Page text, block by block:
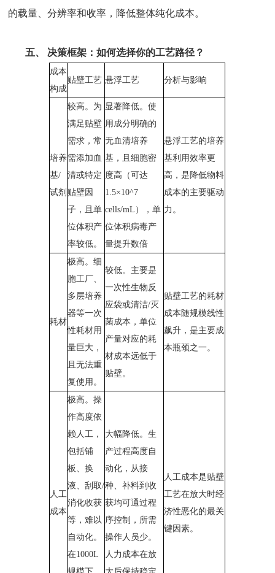
的载量、分辨率和收率，降低整体纯化成本。
五、 决策框架：如何选择你的工艺路径？
成本
构成
贴壁工艺 悬浮工艺 分析与影响
培养
基/
试剂
较高。为
满足贴壁
需求，常
需添加血
清或特定
贴壁因
子，且单
位体积产
率较低。
显著降低。使
用成分明确的
无血清培养
基，且细胞密
度高（可达
1.5×10^7
cells/mL），单
位体积病毒产
量提升数倍
悬浮工艺的培养
基利用效率更
高，是降低物料
成本的主要驱动
力。
耗材
极高。细
胞工厂、
多层培养
器等一次
性耗材用
量巨大，
且无法重
复使用。
较低。主要是
一次性生物反
应袋或清洁/灭
菌成本，单位
产量对应的耗
材成本远低于
贴壁。
贴壁工艺的耗材
成本随规模线性
飙升，是主要成
本瓶颈之一。
人工
成本
极高。操
作高度依
赖人工，
包括铺
板、换
液、刮取/
消化收获
等，难以
自动化。
在1000L
大幅降低。生
产过程高度自
动化，从接
种、补料到收
获均可通过程
序控制，所需
操作人员少。
人力成本在放
人工成本是贴壁
工艺在放大时经
济性恶化的最关
键因素。